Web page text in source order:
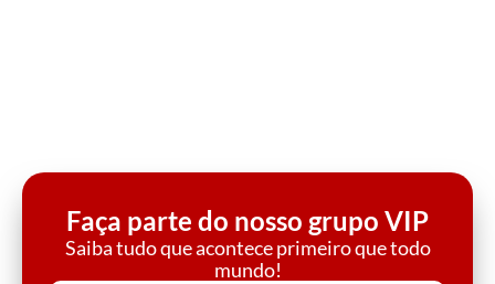
Faça parte do nosso grupo VIP
Saiba tudo que acontece primeiro que todo
mundo!